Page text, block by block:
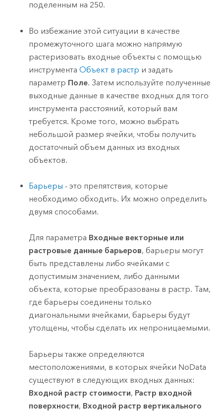
поделенным на 250.
Во избежание этой ситуации в качестве
промежуточного шага можно напрямую
растеризовать входные объекты с помощью
инструментаОбъект в растр и задать
параметр Поле. Затем используйте полученные
выходные данные в качестве входных для того
инструмента расстояний, который вам
требуется. Кроме того, можно выбрать
небольшой размер ячейки, чтобы получить
достаточный объем данных из входных
объектов.
Барьеры - это препятствия, которые
необходимо обходить. Их можно определить
двумя способами.
Для параметра Входные векторные или
растровые данные барьеров, барьеры могут
быть представлены либо ячейками с
допустимым значением, либо данными
объекта, которые преобразованы в растр. Там,
где барьеры соединены только
диагональными ячейками, барьеры будут
утолщены, чтобы сделать их непроницаемыми.
Барьеры также определяются
местоположениями, в которых ячейки NoData
существуют в следующих входных данных:
Входной растр стоимости, Растр входной
поверхности, Входной растр вертикального